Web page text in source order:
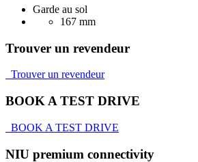
Garde au sol
167 mm
Trouver un revendeur
Trouver un revendeur
BOOK A TEST DRIVE
BOOK A TEST DRIVE
NIU premium connectivity